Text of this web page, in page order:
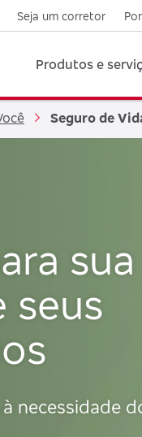
Seja um corretor
Produtos e
Seguro de
sua
seus
necessidade